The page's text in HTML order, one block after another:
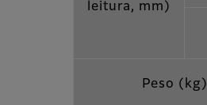
leitura, mm)
Peso (kg)